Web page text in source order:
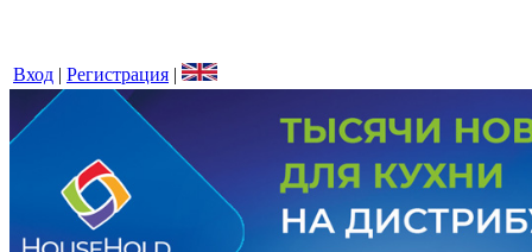
Вход | Регистрация |